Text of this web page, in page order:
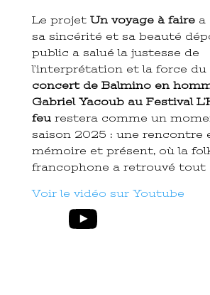
Le projet Un voyage à fairea
sa sincérité et sa beauté
public a salué la justesse de
l’interprétation et la force du
concert de Balmino en
Gabriel Yacoub au Festival
feurestera comme un
saison 2025 : une rencontre
mémoire et présent, où la
francophone a retrouvé tout
Voir le vidéo sur Youtube